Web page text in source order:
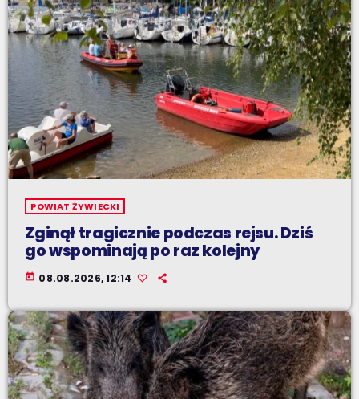
POWIAT ŻYWIECKI
Zginął tragicznie podczas rejsu. Dziś
go wspominają po raz kolejny
today 08.08.2026, 12:14